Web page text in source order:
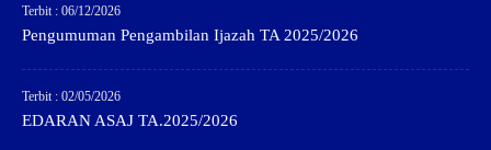
Terbit : 06/12/2026
Pengumuman Pengambilan Ijazah TA 2025/2026
Terbit : 02/05/2026
EDARAN ASAJ TA.2025/2026